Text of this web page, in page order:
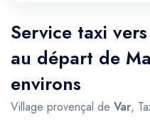
Service taxi
au départ de
environs
Village provençal de Var,